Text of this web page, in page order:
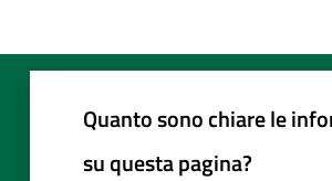
Quanto sono chiare le
su questa pagina?